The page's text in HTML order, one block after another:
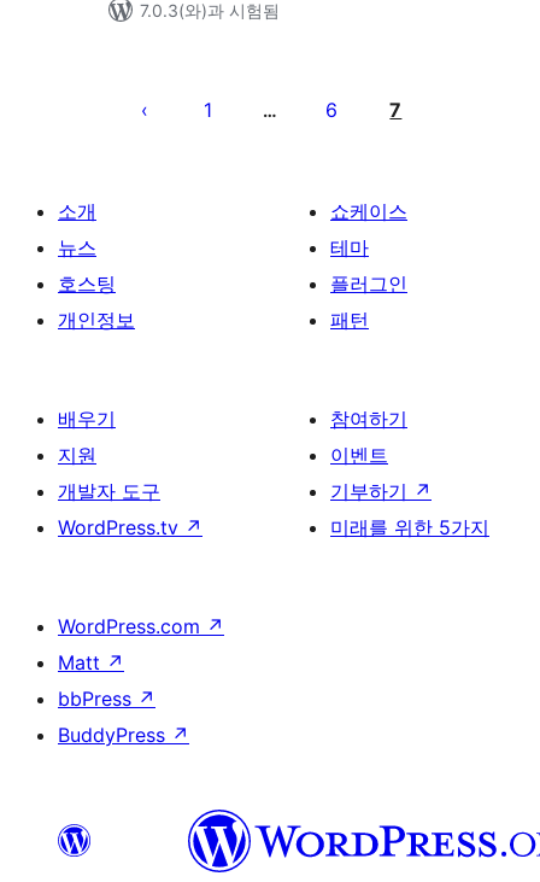
7.0.3(와)과 시험됨
1 … 6 7
소개
뉴스
호스팅
개인정보
쇼케이스
테마
플러그인
패턴
배우기
지원
개발자 도구
WordPress.tv ↗
참여하기
이벤트
기부하기 ↗
미래를 위한 5가지
WordPress.com ↗
Matt ↗
bbPress ↗
BuddyPress ↗